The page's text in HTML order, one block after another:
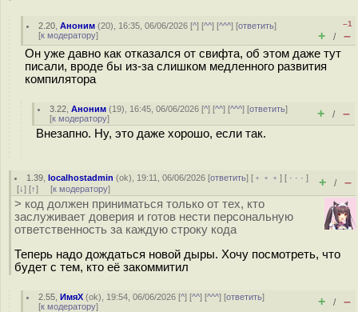
2.20 ,Аноним (20), 16:35, 06/06/2026 [^] [^^] [^^^] [ответить]
[к модератору]
–1
+ / –
Он уже давно как отказался от свифта, об этом даже тут
писали, вроде бы из-за слишком медленного развития
компилятора
3.22 ,Аноним (19), 16:45, 06/06/2026 [^] [^^] [^^^] [ответить]
[к модератору] + / –
Внезапно. Ну, это даже хорошо, если так.
1.39 ,localhostadmin (ok), 19:11, 06/06/2026 [ответить] [ ﹢﹢﹢] [ · · ·]
[↓] [↑] [к модератору] + / –
> код должен приниматься только от тех, кто
заслуживает доверия и готов нести персональную
ответственность за каждую строку кода
Теперь надо дождаться новой дыры. Хочу посмотреть, что
будет с тем, кто её закоммитил
2.55 ,ИмяХ (ok), 19:54, 06/06/2026 [^] [^^] [^^^] [ответить]
[к модератору] + / –